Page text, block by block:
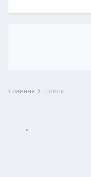
Главная Поиск